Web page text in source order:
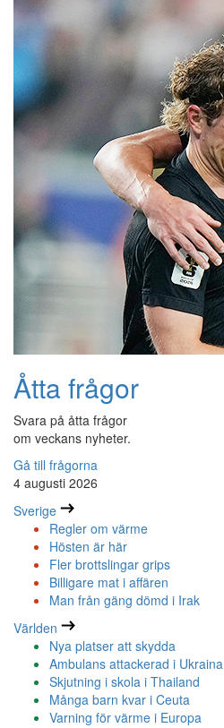
Åtta frågor
Svara på åtta frågor
om veckans nyheter.
Gå till frågorna
4 augusti 2026
Sverige
Regler om värme
Hösten är här
Fler brottslingar grips
Billigare mat i affären
Man från gäng dömd i Irak
Världen
Nya platser att skydda
Ambulans attackerad i Ukraina
Skjutning i skola i Thailand
Många barn kvar i Ceuta
Varning för värme i Europa